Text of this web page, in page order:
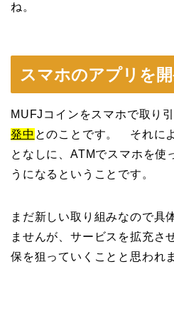
ね。
スマホのアプリを
MUFJコインをスマホで取り
発中 とのことです。 それに
となしに、ATMでスマホを使
うになるということです。
まだ新しい取り組みなので具
ませんが、サービスを拡充さ
保を狙っていくことと思われ